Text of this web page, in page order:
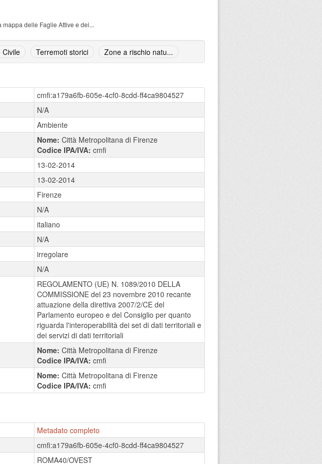
delle Faglie Attive e dei...
Civile Terremoti storici Zone a rischio natu...
cmfi:a179a6fb-605e-4cf0-8cdd-ff4ca9804527
N/A
Ambiente
Nome: Città Metropolitana di Firenze
Codice IPA/IVA: cmfi
13-02-2014
13-02-2014
Firenze
N/A
italiano
N/A
irregolare
N/A
REGOLAMENTO (UE) N. 1089/2010 DELLA
COMMISSIONE del 23 novembre 2010 recante
attuazione della direttiva 2007/2/CE del
Parlamento europeo e del Consiglio per quanto
riguarda l'interoperabilità dei set di dati territoriali e
dei servizi di dati territoriali
Nome: Città Metropolitana di Firenze
Codice IPA/IVA: cmfi
Nome: Città Metropolitana di Firenze
Codice IPA/IVA: cmfi
Metadato completo
cmfi:a179a6fb-605e-4cf0-8cdd-ff4ca9804527
ROMA40/OVEST